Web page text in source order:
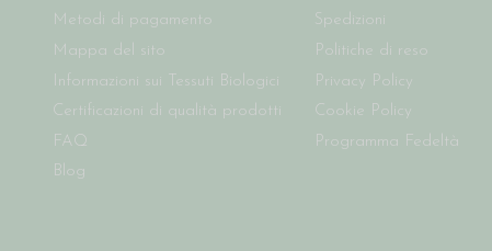
Metodi di pagamento
Mappa del sito
Informazioni sui Tessuti Biologici
Certificazioni di qualità prodotti
FAQ
Blog
Spedizioni
Politiche di reso
Privacy Policy
Cookie Policy
Programma Fedeltà